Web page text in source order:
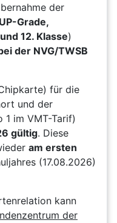
der
UP-Grade,
12. Klasse)
der NVG/TWSB
für die
und der
1 im VMT-Tarif)
gültig. Diese
am ersten
(17.08.2026)
kann
der